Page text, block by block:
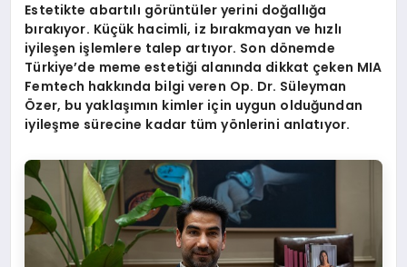
Estetikte abartılı görüntüler yerini doğallığa
bırakıyor. Küçük hacimli, iz bırakmayan ve hızlı
iyileşen işlemlere talep artıyor. Son dönemde
Türkiye’de meme estetiği alanında dikkat çeken MIA
Femtech hakkında bilgi veren Op. Dr. Süleyman
Özer, bu yaklaşımın kimler için uygun olduğundan
iyileşme sürecine kadar tüm yönlerini anlatıyor.